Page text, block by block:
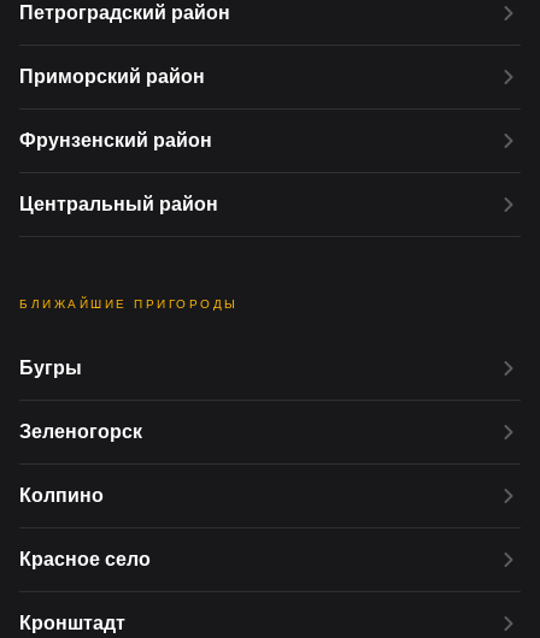
Петроградский район
Приморский район
Фрунзенский район
Центральный район
БЛИЖАЙШИЕ ПРИГОРОДЫ
Бугры
Зеленогорск
Колпино
Красное село
Кронштадт